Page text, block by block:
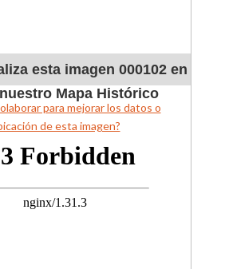
esta imagen 000102 en
nuestro Mapa Histórico
para mejorar los datos o
de esta imagen?